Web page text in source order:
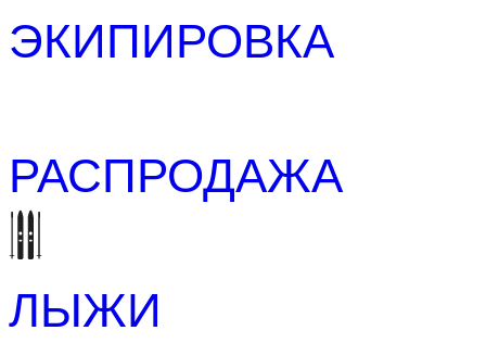
ЭКИПИРОВКА
РАСПРОДАЖА
ЛЫЖИ